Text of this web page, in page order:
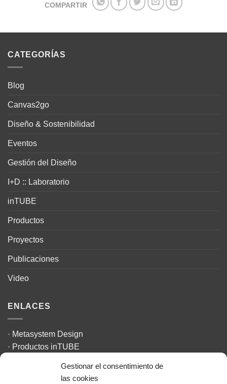
Gestionar el consentimiento de
las cookies
COMPARTIR
CATEGORÍAS
Blog
Canvas2go
Diseño & Sostenibilidad
Eventos
Gestión del Diseño
I+D :: Laboratorio
inTUBE
Productos
Proyectos
Publicaciones
Video
ENLACES
· Metasystem Design
· Productos inTUBE